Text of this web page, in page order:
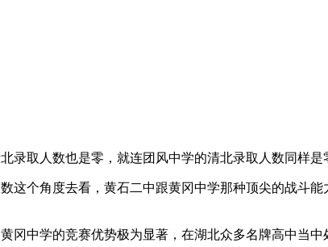
录取人数也是零，就连团风中学的清北录取人数同样
这个角度去看，黄石二中跟黄冈中学那种顶尖的战斗
冈中学的竞赛优势极为显著，在湖北众多名牌高中当中